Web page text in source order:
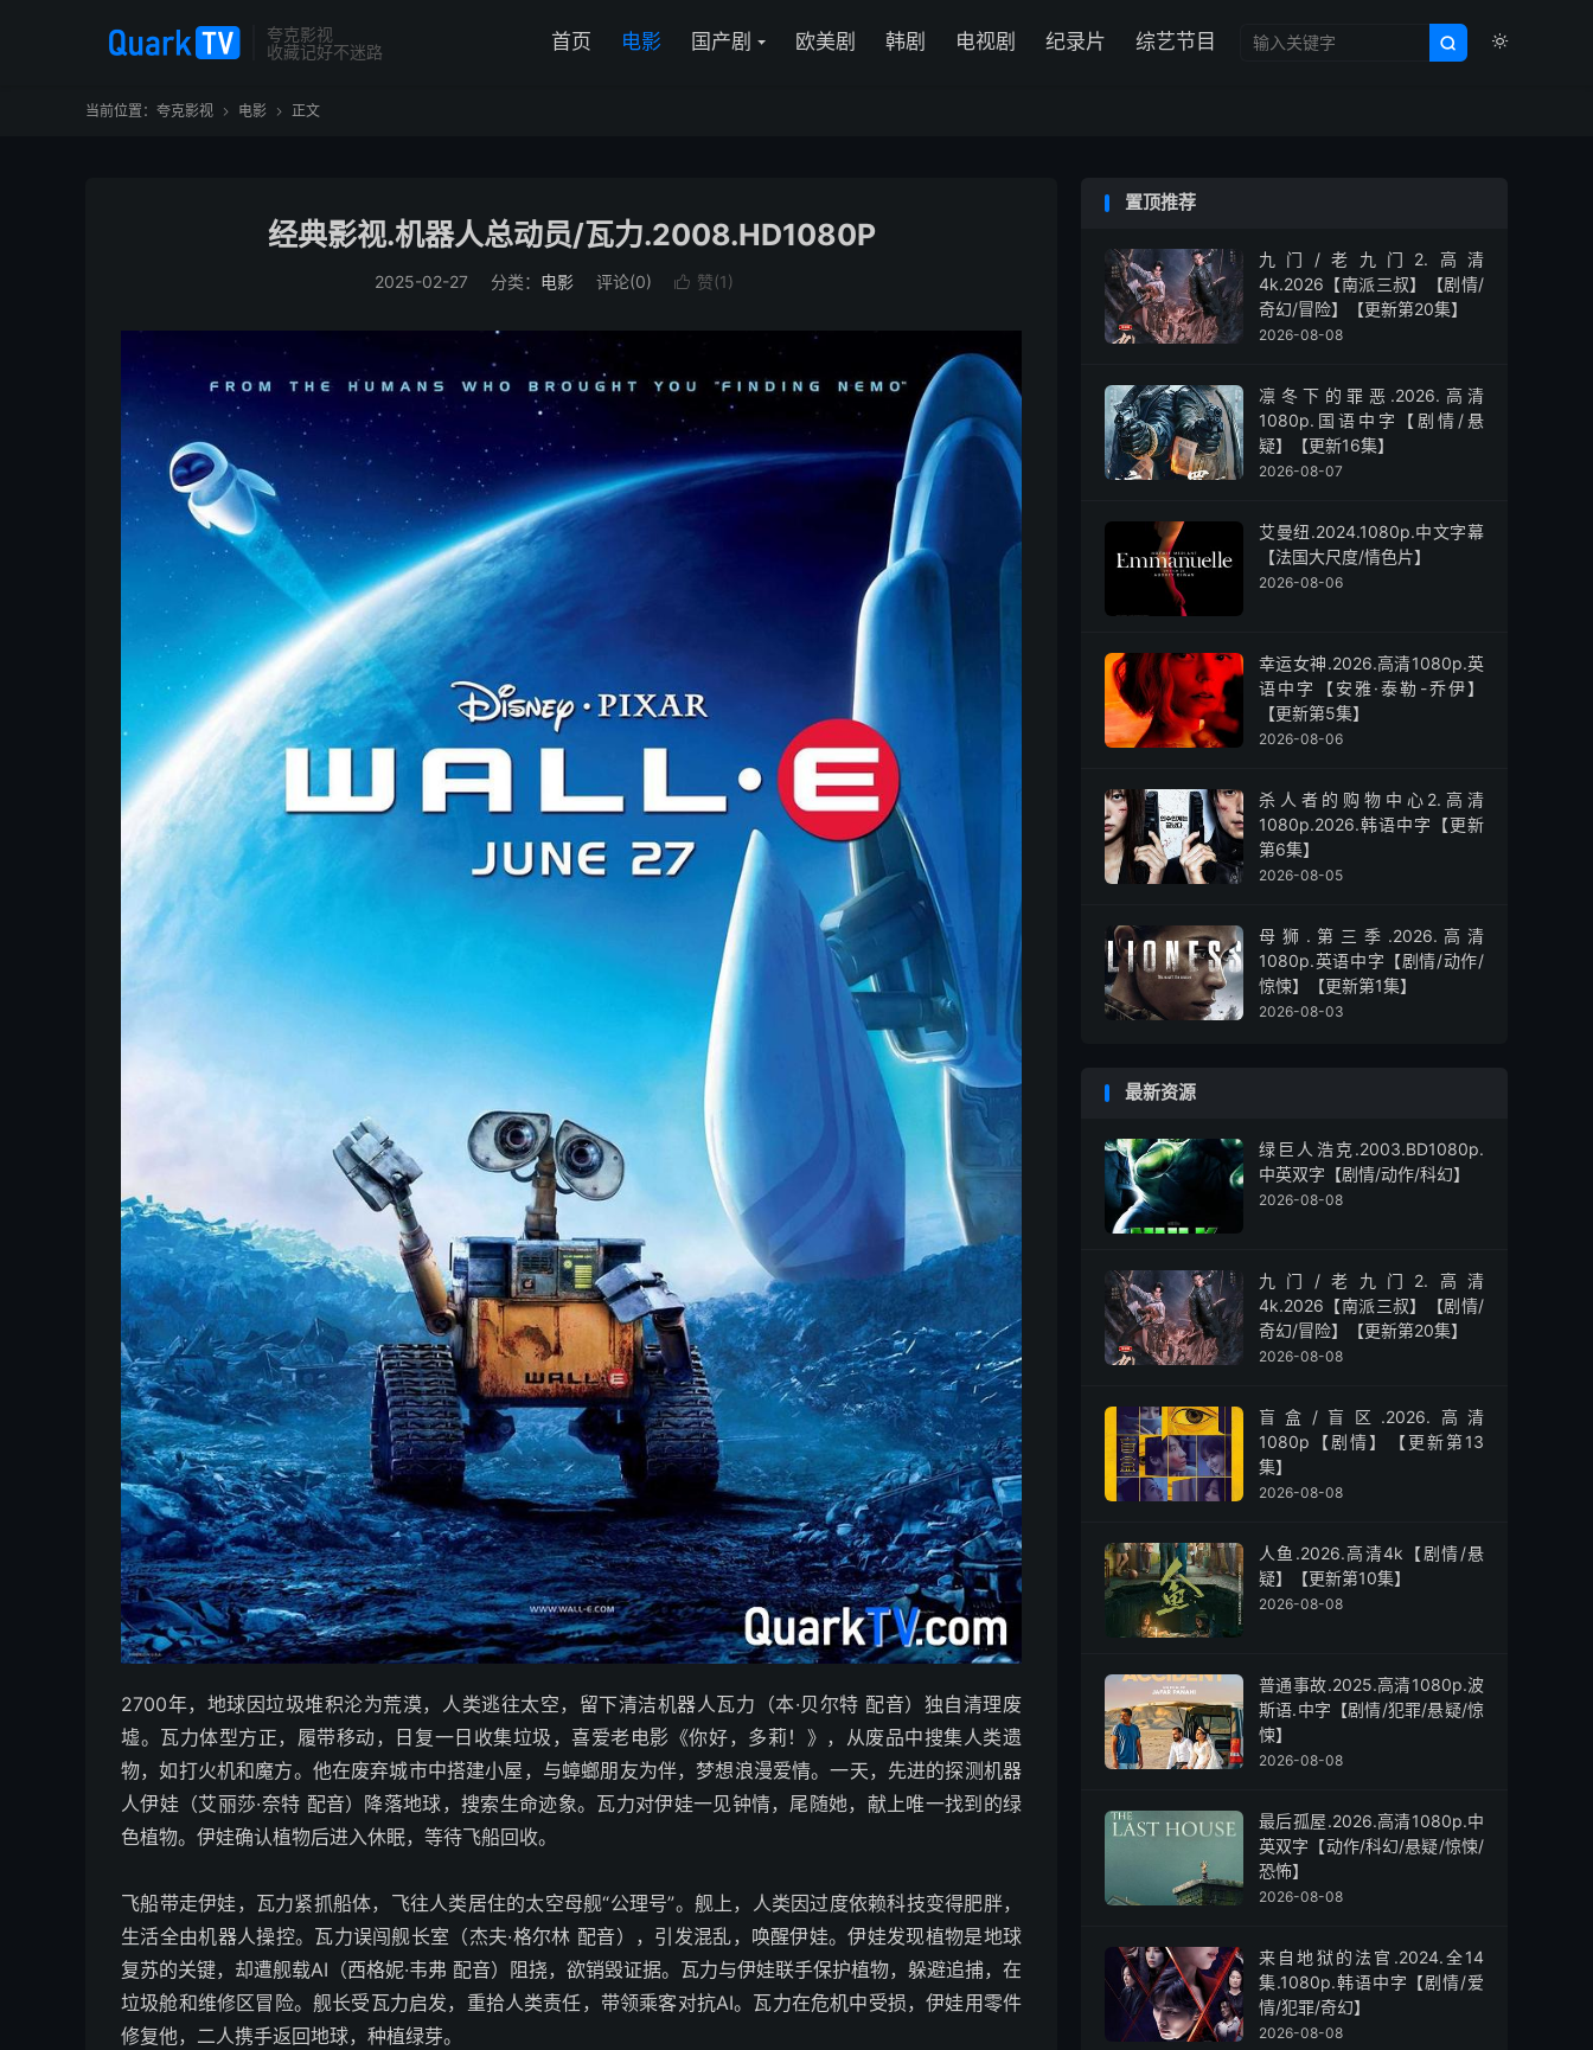
夸克影视
收藏记好不迷路


首页 电影 国产剧 欧美剧 韩剧 电视剧 纪录片 综艺节目
当前位置： 夸克影视  电影  正文
经典影视.机器人总动员/瓦力.2008.HD1080P
2025-02-27 分类： 电影 评论(0)  赞(1)
2700年，地球因垃圾堆积沦为荒漠，人类逃往太空，留下清洁机器人瓦力（本·贝尔特 配音）独自清理废
墟。瓦力体型方正，履带移动，日复一日收集垃圾，喜爱老电影《你好，多莉！》，从废品中搜集人类遗
物，如打火机和魔方。他在废弃城市中搭建小屋，与蟑螂朋友为伴，梦想浪漫爱情。一天，先进的探测机器
人伊娃（艾丽莎·奈特 配音）降落地球，搜索生命迹象。瓦力对伊娃一见钟情，尾随她，献上唯一找到的绿
色植物。伊娃确认植物后进入休眠，等待飞船回收。
飞船带走伊娃，瓦力紧抓船体，飞往人类居住的太空母舰“公理号”。舰上，人类因过度依赖科技变得肥胖，
生活全由机器人操控。瓦力误闯舰长室（杰夫·格尔林 配音），引发混乱，唤醒伊娃。伊娃发现植物是地球
复苏的关键，却遭舰载AI（西格妮·韦弗 配音）阻挠，欲销毁证据。瓦力与伊娃联手保护植物，躲避追捕，在
垃圾舱和维修区冒险。舰长受瓦力启发，重拾人类责任，带领乘客对抗AI。瓦力在危机中受损，伊娃用零件
修复他，二人携手返回地球，种植绿芽。
置顶推荐
九门/老九门2.高清
4k.2026【南派三叔】【剧情/
奇幻/冒险】【更新第20集】
2026-08-08
凛冬下的罪恶.2026.高清
1080p.国语中字【剧情/悬
疑】【更新16集】
2026-08-07
艾曼纽.2024.1080p.中文字幕
【法国大尺度/情色片】
2026-08-06
幸运女神.2026.高清1080p.英
语中字【安雅·泰勒-乔伊】
【更新第5集】
2026-08-06
杀人者的购物中心2.高清
1080p.2026.韩语中字【更新
第6集】
2026-08-05
母狮.第三季.2026.高清
1080p.英语中字【剧情/动作/
惊悚】【更新第1集】
2026-08-03
最新资源
绿巨人浩克.2003.BD1080p.
中英双字【剧情/动作/科幻】
2026-08-08
九门/老九门2.高清
4k.2026【南派三叔】【剧情/
奇幻/冒险】【更新第20集】
2026-08-08
盲盒/盲区.2026.高清
1080p【剧情】【更新第13
集】
2026-08-08
人鱼.2026.高清4k【剧情/悬
疑】【更新第10集】
2026-08-08
普通事故.2025.高清1080p.波
斯语.中字【剧情/犯罪/悬疑/惊
悚】
2026-08-08
最后孤屋.2026.高清1080p.中
英双字【动作/科幻/悬疑/惊悚/
恐怖】
2026-08-08
来自地狱的法官.2024.全14
集.1080p.韩语中字【剧情/爱
情/犯罪/奇幻】
2026-08-08